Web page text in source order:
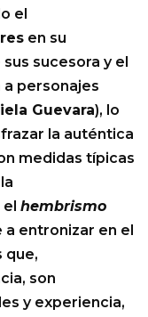
el
en su
sucesora y el
personajes
Guevara), lo
la auténtica
medidas típicas
hembrismo
entronizar en el
que,
son
y experiencia,